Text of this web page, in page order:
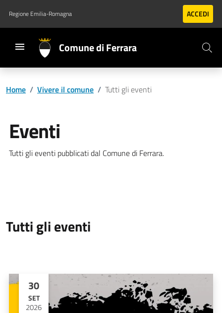
Vai al contenuto principale
Vai al footer
Regione Emilia-Romagna ACCEDI
Comune di Ferrara
Home / Vivere il comune / Tutti gli eventi
Eventi
Tutti gli eventi pubblicati dal Comune di Ferrara.
Tutti gli eventi
30
SET
2026